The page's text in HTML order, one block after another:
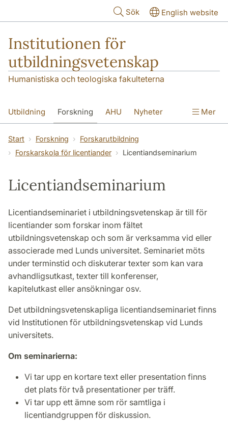
Sök English website
Institutionen för
utbildningsvetenskap
Humanistiska och teologiska fakulteterna
Utbildning Forskning AHU Nyheter
Kontakt Om institutionen
Mer
Start Forskning
Forskarutbildning
Forskarskola för licentiander
Licentiandseminarium
Licentiandseminarium
Licentiandseminariet i utbildningsvetenskap är till för
licentiander som forskar inom fältet
utbildningsvetenskap och som är verksamma vid eller
associerade med Lunds universitet. Seminariet möts
under terminstid och diskuterar texter som kan vara
avhandligsutkast, texter till konferenser,
kapitelutkast eller ansökningar osv.
Det utbildningsvetenskapliga licentiandseminariet finns
vid Institutionen för utbildningsvetenskap vid Lunds
universitets.
Om seminarierna:
Vi tar upp en kortare text eller presentation finns
det plats för två presentationer per träff.
Vi tar upp ett ämne som rör samtliga i
licentiandgruppen för diskussion.